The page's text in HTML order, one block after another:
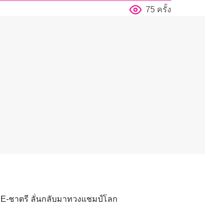
75 ครั้ง
ชาตรี ลั่นกลับมาทวงแชมป์โลก